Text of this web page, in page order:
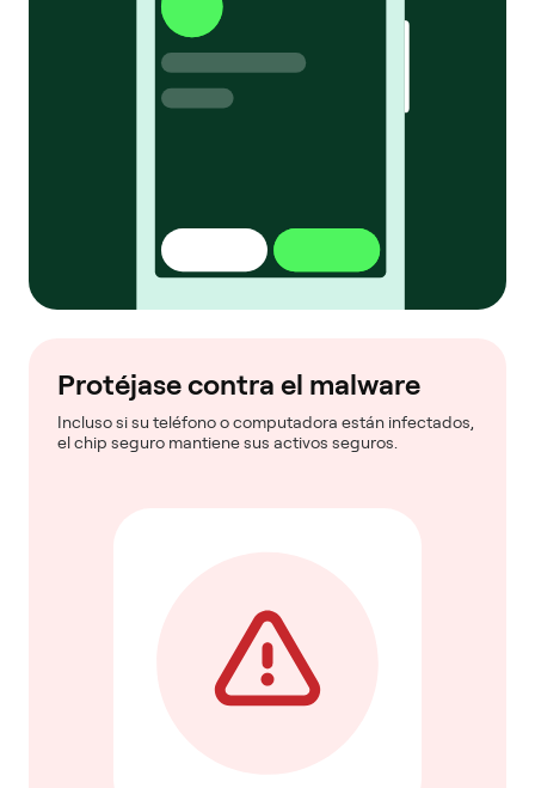
Protéjase contra el malware
Incluso si su teléfono o computadora están infectados,
el chip seguro mantiene sus activos seguros.